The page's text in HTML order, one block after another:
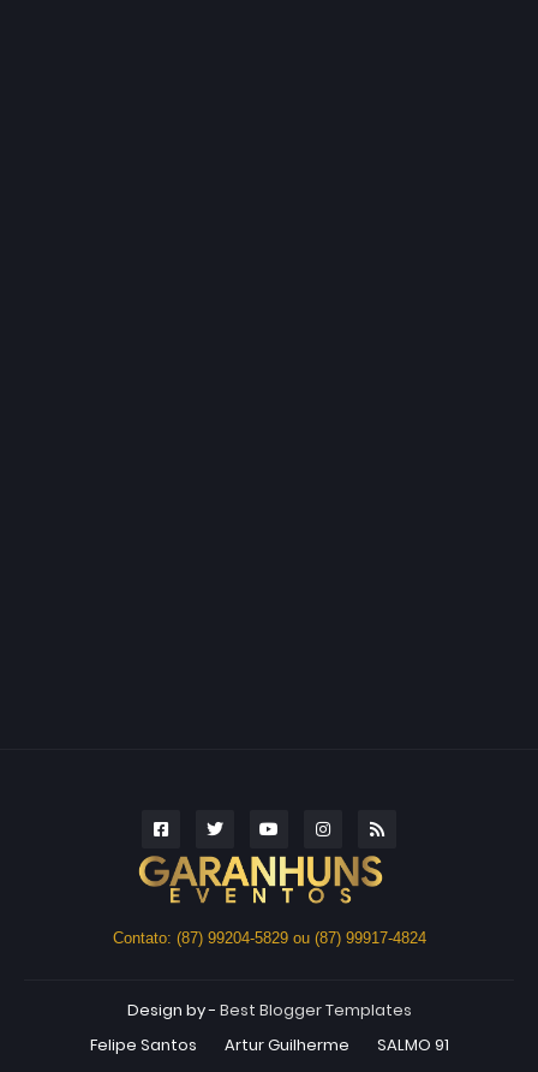
Contato: (87) 99204-5829 ou (87) 99917-4824
Design by - Best Blogger Templates
Felipe Santos
Artur Guilherme SALMO 91